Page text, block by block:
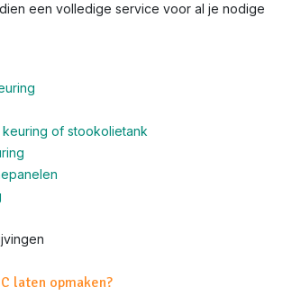
een volledige service voor al je nodige
of stookolietank
laten opmaken?